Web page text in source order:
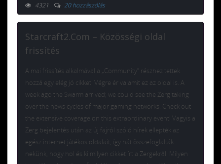
4321
20 hozzászólás
Starcraft2.Com – Közösségi oldal
frissítés
A mai frissítés alkalmával a „Community” részhez tettek
hozzá egy elég jó cikket. Végre ér valamit ez az oldal is. A
week ago the Swarm arrived; we could see the Zerg taking
over the news cycles of major gaming networks. Check out
the extensive coverage on this extraordinary event! Vagyis a
Zerg bejelentés után az új fajról szóló hírek ellepték az
egész internet játékos oldalait, így hát összefoglalták
nekünk, hogy hol és ki milyen cikket írt a Zergekről. Milyen